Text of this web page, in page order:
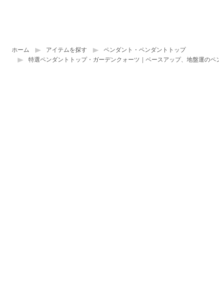
ホーム アイテムを探す
ペンダント・ペンダントトップ
特選ペンダントトップ・ガーデンクォーツ｜ベースアップ、地盤運のペ